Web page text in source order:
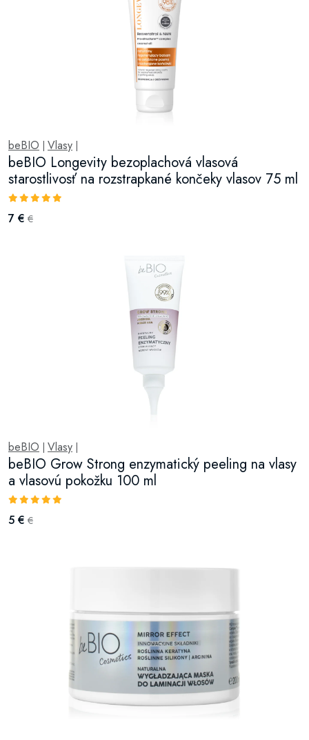
beBIO Vlasy
beBIO Longevity bezoplachová vlasová
starostlivosť na rozstrapkané končeky vlasov 75 ml
7 € €
beBIO Vlasy
beBIO Grow Strong enzymatický peeling na vlasy
a vlasovú pokožku 100 ml
5 € €